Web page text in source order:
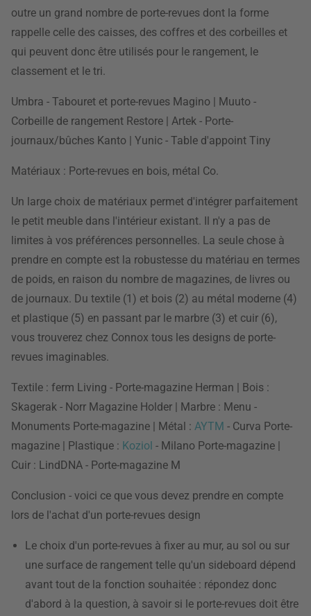
outre un grand nombre de porte-revues dont la forme
rappelle celle des caisses, des coffres et des corbeilles et
qui peuvent donc être utilisés pour le rangement, le
classement et le tri.
Umbra - Tabouret et porte-revues Magino | Muuto -
Corbeille de rangement Restore | Artek - Porte-
journaux/bûches Kanto | Yunic - Table d'appoint Tiny
Matériaux : Porte-revues en bois, métal Co.
Un large choix de matériaux permet d'intégrer parfaitement
le petit meuble dans l'intérieur existant. Il n'y a pas de
limites à vos préférences personnelles. La seule chose à
prendre en compte est la robustesse du matériau en termes
de poids, en raison du nombre de magazines, de livres ou
de journaux. Du textile (1) et bois (2) au métal moderne (4)
et plastique (5) en passant par le marbre (3) et cuir (6),
vous trouverez chez Connox tous les designs de porte-
revues imaginables.
Textile : ferm Living - Porte-magazine Herman | Bois :
Skagerak - Norr Magazine Holder | Marbre : Menu -
Monuments Porte-magazine | Métal : AYTM - Curva Porte-
magazine | Plastique : Koziol - Milano Porte-magazine |
Cuir : LindDNA - Porte-magazine M
Conclusion - voici ce que vous devez prendre en compte
lors de l'achat d'un porte-revues design
Le choix d'un porte-revues à fixer au mur, au sol ou sur
une surface de rangement telle qu'un sideboard dépend
avant tout de la fonction souhaitée : répondez donc
d'abord à la question, à savoir si le porte-revues doit être